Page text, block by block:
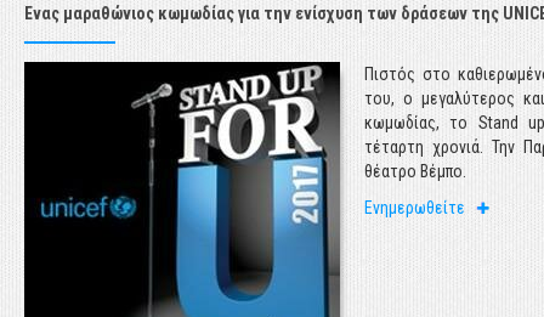
Ένας μαραθώνιος κωμωδίας για την ενίσχυση των δράσεων της
Πιστός στο
του, ο μεγαλύτερος
κωμωδίας, το Stand
τέταρτη χρονιά. Την
θέατρο Βέμπο.
Ενημερωθείτε